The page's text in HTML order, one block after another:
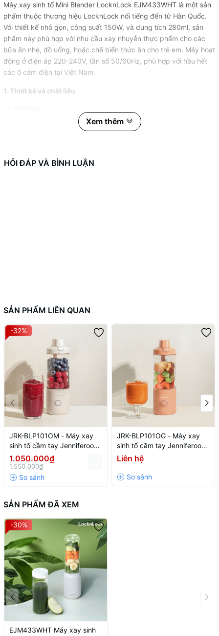
Máy xay sinh tố Mini Blender LocknLock EJM433WHT là một sản
phẩm thuộc thương hiệu LocknLock nổi tiếng đến từ Hàn Quốc.
Với thiết kế nhỏ gọn, công suất 150W, và dung tích 280ml, sản
phẩm này phù hợp với nhu cầu xay nhuyễn thực phẩm cho các
bữa ăn nhẹ, đồ uống, hoặc chế biến thức ăn cho trẻ em. Máy hoạt
động ở điện áp 220-240V, tần số 50/60Hz, phù hợp với hầu hết
các ổ cắm điện tại Việt Nam.
1. Thiết kế và chất liệu
Máy có thiết kế nhỏ gọn, màu trắng tinh tế, phù hợp với mọi
1.2. Chất liệu:
2. Tính năng nổi bật máy xay sinh tố Mini Blender LocknLock
EJM433WHT
Xem thêm
HỎI ĐÁP VÀ BÌNH LUẬN
SẢN PHẨM LIÊN QUAN
-32%
JRK-BLP101OM - Máy xay
sinh tố cầm tay Jenniferoom
Portable blender DC 7.4 V,
75 W, 2000 mAh x 2, 470 ml
- Màu be
1.050.000₫
1.550.000₫
JRK-BLP101OG - Máy xay
sinh tố cầm tay Jenniferoom
Portable blender DC 7.4 V,
75 W, 2000 mAh x 2, 470 ml
- Màu cam
Liên hệ
SẢN PHẨM ĐÃ XEM
-30%
EJM433WHT Máy xay sinh